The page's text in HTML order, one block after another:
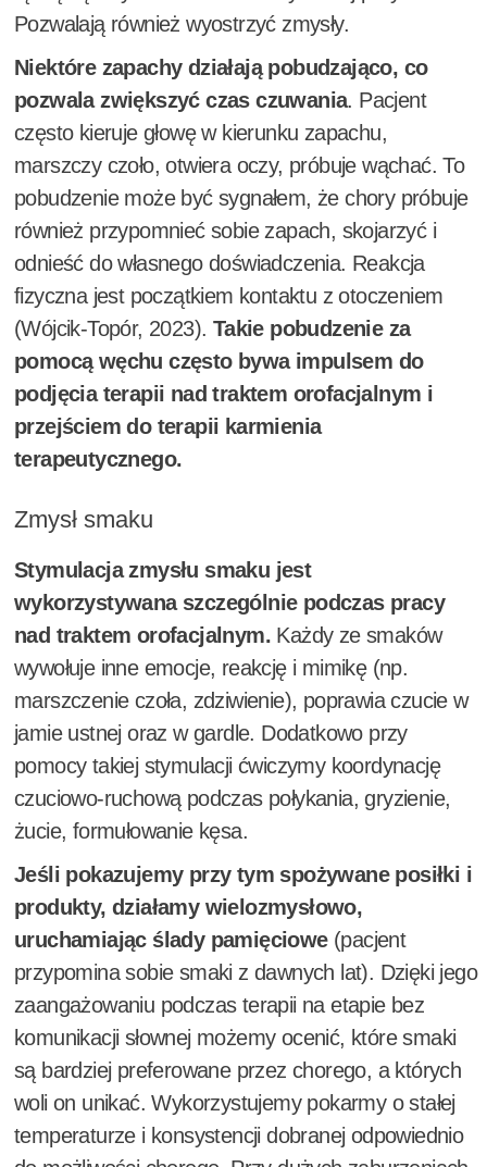
Pozwalają również wyostrzyć zmysły.
Niektóre zapachy działają pobudzająco, co
pozwala zwiększyć czas czuwania. Pacjent
często kieruje głowę w kierunku zapachu,
marszczy czoło, otwiera oczy, próbuje wąchać. To
pobudzenie może być sygnałem, że chory próbuje
również przypomnieć sobie zapach, skojarzyć i
odnieść do własnego doświadczenia. Reakcja
fizyczna jest początkiem kontaktu z otoczeniem
(Wójcik-Topór, 2023). Takie pobudzenie za
pomocą węchu często bywa impulsem do
podjęcia terapii nad traktem orofacjalnym i
przejściem do terapii karmienia
terapeutycznego.
Zmysł smaku
Stymulacja zmysłu smaku jest
wykorzystywana szczególnie podczas pracy
nad traktem orofacjalnym. Każdy ze smaków
wywołuje inne emocje, reakcję i mimikę (np.
marszczenie czoła, zdziwienie), poprawia czucie w
jamie ustnej oraz w gardle. Dodatkowo przy
pomocy takiej stymulacji ćwiczymy koordynację
czuciowo-ruchową podczas połykania, gryzienie,
żucie, formułowanie kęsa.
Jeśli pokazujemy przy tym spożywane posiłki i
produkty, działamy wielozmysłowo,
uruchamiając ślady pamięciowe(pacjent
przypomina sobie smaki z dawnych lat). Dzięki jego
zaangażowaniu podczas terapii na etapie bez
komunikacji słownej możemy ocenić, które smaki
są bardziej preferowane przez chorego, a których
woli on unikać. Wykorzystujemy pokarmy o stałej
temperaturze i konsystencji dobranej odpowiednio